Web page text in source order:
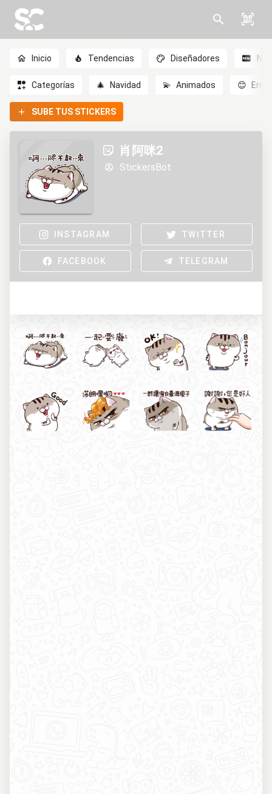
Inicio Tendencias Diseñadores
Categorías 🎄 Navidad 💫 Animados 😊
SUBE TUS STICKERS
肖阿咪2
StickersBot
INSTAGRAM TWITTER
FACEBOOK TELEGRAM